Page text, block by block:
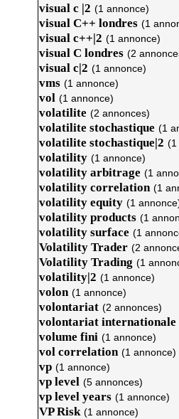
visual c |2 (1 annonce)
visual C++ londres (1
visual c++|2 (1 annonce)
visual C londres (2
visual c|2 (1 annonce)
vms (1 annonce)
vol (1 annonce)
volatilite (2 annonces)
volatilite stochastique (1
volatilite stochastique|2 (1
volatility (1 annonce)
volatility arbitrage (1
volatility correlation (1
volatility equity (1
volatility products (1
volatility surface (1
Volatility Trader (2
Volatility Trading (1
volatility|2 (1 annonce)
volon (1 annonce)
volontariat (2 annonces)
volontariat internationale
volume fini (1 annonce)
vol correlation (1 annonce)
vp (1 annonce)
vp level (5 annonces)
vp level years (1 annonce)
VP Risk (1 annonce)